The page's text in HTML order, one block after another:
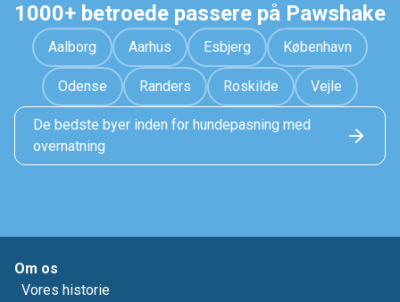
1000+ betroede passere på Pawshake
Aalborg Aarhus Esbjerg København
Odense Randers Roskilde Vejle
De bedste byer inden for hundepasning med
overnatning
Om os
Vores historie